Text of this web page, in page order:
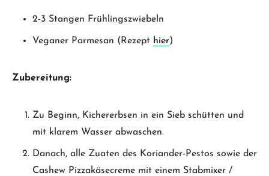
2-3 Stangen Frühlingszwiebeln
Veganer Parmesan (Rezept hier)
Zubereitung:
Zu Beginn, Kichererbsen in ein Sieb schütten und
mit klarem Wasser abwaschen.
Danach, alle Zuaten des Koriander-Pestos sowie der
Cashew Pizzakäsecreme mit einem Stabmixer /